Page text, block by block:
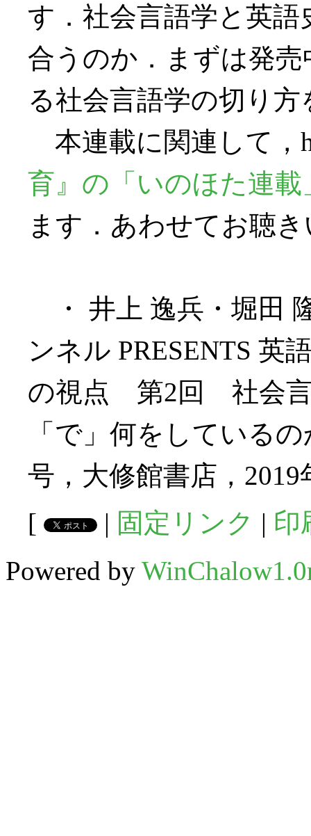
す．社会言語学と英
合うのか．まずは発
る社会言語学の切り
本連載に関連して，
育』の「いのほた連載
ます．あわせてお聴
・ 井上 逸兵・堀田
ンネル PRESENTS 英
の視点 第2回 社会言
「で」何をしている
号，大修館書店，2019
[
| 固定リンク | 印
Powered by